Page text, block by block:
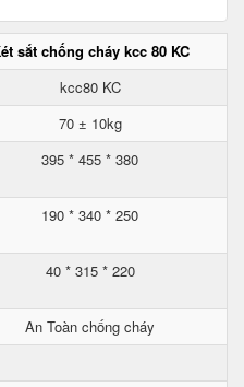
sắt chống cháy kcc 80 KC
kcc80 KC
70 ± 10kg
395 * 455 * 380
190 * 340 * 250
40 * 315 * 220
An Toàn chống cháy